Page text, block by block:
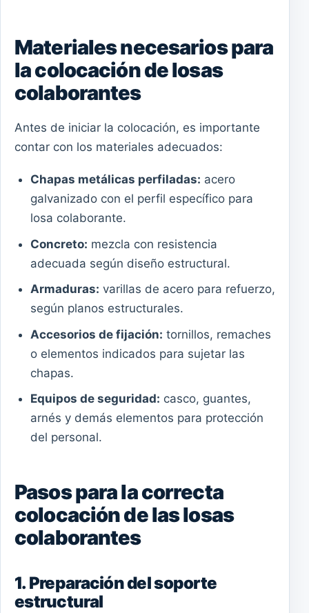
Materiales necesarios para
la colocación de losas
colaborantes
Antes de iniciar la colocación, es importante
contar con los materiales adecuados:
Chapas metálicas perfiladas: acero
galvanizado con el perfil específico para
losa colaborante.
Concreto: mezcla con resistencia
adecuada según diseño estructural.
Armaduras: varillas de acero para refuerzo,
según planos estructurales.
Accesorios de fijación: tornillos, remaches
o elementos indicados para sujetar las
chapas.
Equipos de seguridad: casco, guantes,
arnés y demás elementos para protección
del personal.
Pasos para la correcta
colocación de las losas
colaborantes
1. Preparación del soporte
estructural